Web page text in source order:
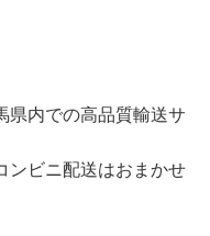
内での高品質輸送サ
ビニ配送はおまかせ